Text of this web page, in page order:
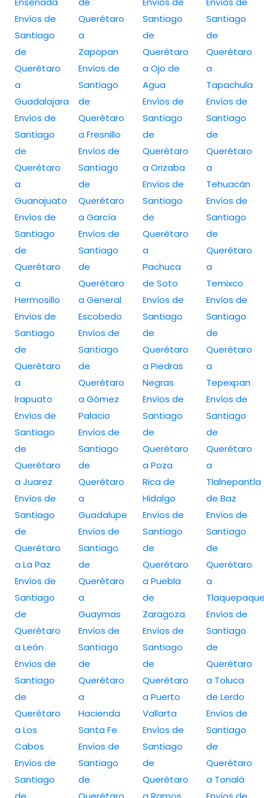
Envíos de
Santiago
de
Querétaro
a
Guadalajara
Envíos de
Santiago
de
Querétaro
a
Guanajuato
Envíos de
Santiago
de
Querétaro
a
Hermosillo
Envíos de
Santiago
de
Querétaro
a
Irapuato
Envíos de
Santiago
de
Querétaro
a Juarez
Envíos de
Santiago
de
Querétaro
a La Paz
Envíos de
Santiago
de
Querétaro
a León
Envíos de
Santiago
de
Querétaro
a Los
Cabos
Envíos de
Santiago
Querétaro
a
Zapopan
Envíos de
Santiago
de
Querétaro
a Fresnillo
Envíos de
Santiago
de
Querétaro
a García
Envíos de
Santiago
de
Querétaro
a General
Escobedo
Envíos de
Santiago
de
Querétaro
a Gómez
Palacio
Envíos de
Santiago
de
Querétaro
a
Guadalupe
Envíos de
Santiago
de
Querétaro
a
Guaymas
Envíos de
Santiago
de
Querétaro
a
Hacienda
Santa Fe
Envíos de
Santiago
de
Santiago
de
Querétaro
a Ojo de
Agua
Envíos de
Santiago
de
Querétaro
a Orizaba
Envíos de
Santiago
de
Querétaro
a
Pachuca
de Soto
Envíos de
Santiago
de
Querétaro
a Piedras
Negras
Envíos de
Santiago
de
Querétaro
a Poza
Rica de
Hidalgo
Envíos de
Santiago
de
Querétaro
a Puebla
de
Zaragoza
Envíos de
Santiago
de
Querétaro
a Puerto
Vallarta
Envíos de
Santiago
de
Querétaro
Santiago
de
Querétaro
a
Tapachula
Envíos de
Santiago
de
Querétaro
a
Tehuacán
Envíos de
Santiago
de
Querétaro
a
Temixco
Envíos de
Santiago
de
Querétaro
a
Tepexpan
Envíos de
Santiago
de
Querétaro
a
Tlalnepantla
de Baz
Envíos de
Santiago
de
Querétaro
a
Envíos de
Santiago
de
Querétaro
a Toluca
de Lerdo
Envíos de
Santiago
de
Querétaro
a Tonalá